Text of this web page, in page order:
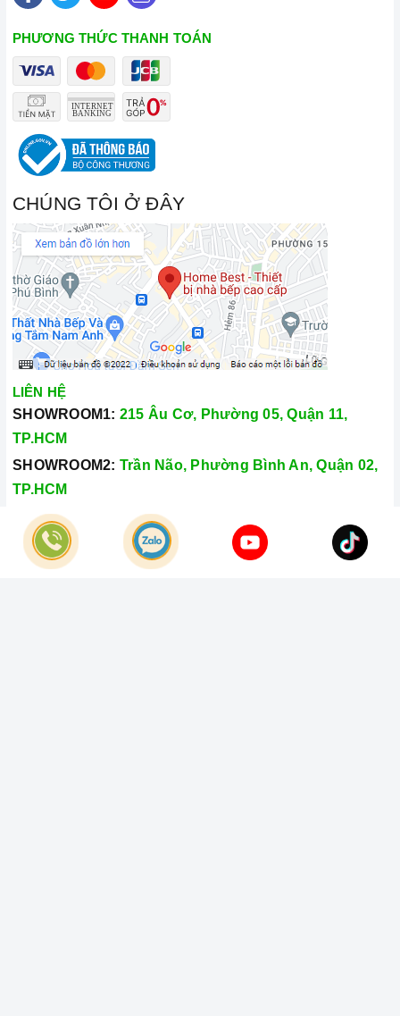
PHƯƠNG THỨC THANH TOÁN
CHÚNG TÔI Ở ĐÂY
LIÊN HỆ
SHOWROOM1: 215 Âu Cơ, Phường 05, Quận 11,
TP.HCM
SHOWROOM2: Trần Não, Phường Bình An, Quận 02,
TP.HCM
Hotline:
028.66.79.8989
Khiếu nại: 0933.800.899